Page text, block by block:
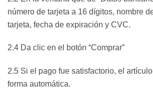
número de tarjeta a 16 dígitos, nombre
tarjeta, fecha de expiración y CVC.
2.4 Da clic en el botón “Comprar”
2.5 Si el pago fue satisfactorio, el
forma automática.